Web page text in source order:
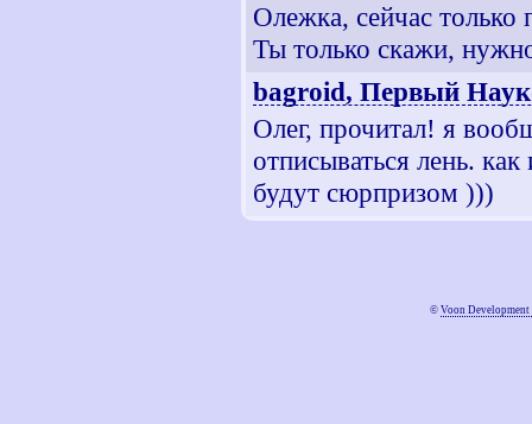
Олежка, сейчас только
Ты только скажи,
bagroid, Первый
Олег, прочитал! я
отписываться лень.
будут сюрпризом )))
© Voon Development